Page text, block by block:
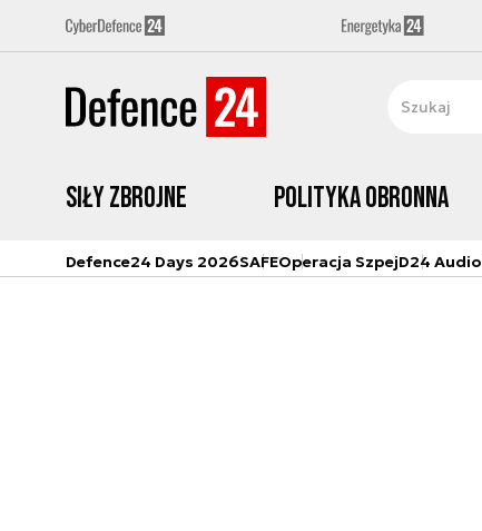
Siły zbrojne Polityka obronna
Defence24 Days 2026SAFEOperacja SzpejD24 Audio